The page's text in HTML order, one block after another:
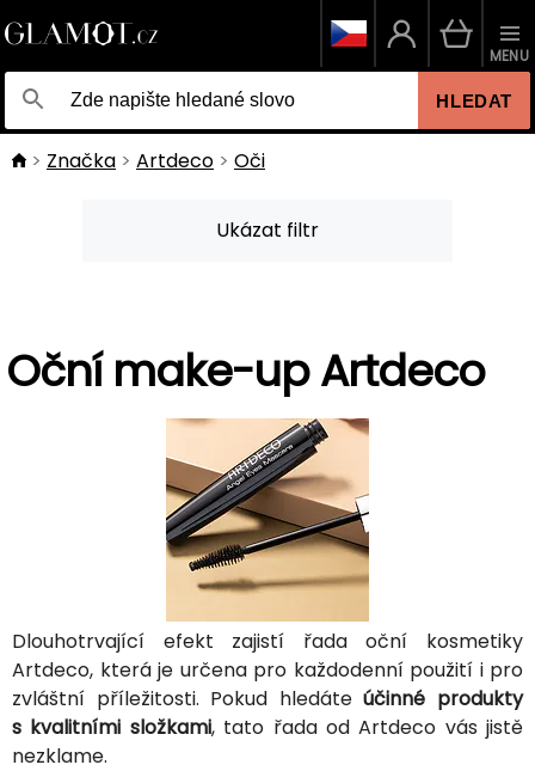
HLEDAT
MENU
Značka Artdeco Oči
Ukázat filtr
Oční make-up Artdeco
Dlouhotrvající efekt zajistí řada oční kosmetiky
Artdeco, která je určena pro každodenní použití i pro
zvláštní příležitosti. Pokud hledáteúčinné produkty
s kvalitními složkami, tato řada od Artdeco vás jistě
nezklame.